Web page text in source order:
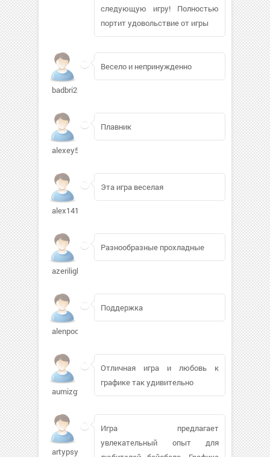
следующую игру! Полностью
портит удовольствие от игры
badbri2k5552
Весело и непринужденно
alexey510215
Плавник
alex141288144
Эта игра веселая
azerilight
Разнообразные прохладные
alenpoo
Поддержка
aumizgvyoa597
Отличная игра и любовь к
графике так удивительно
artypsycho
Игра предлагает
увлекательный опыт для